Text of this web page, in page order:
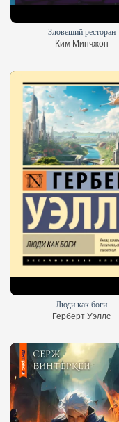
Зловещий ресторан
Ким Минчжон
Люди как боги
Герберт Уэллс